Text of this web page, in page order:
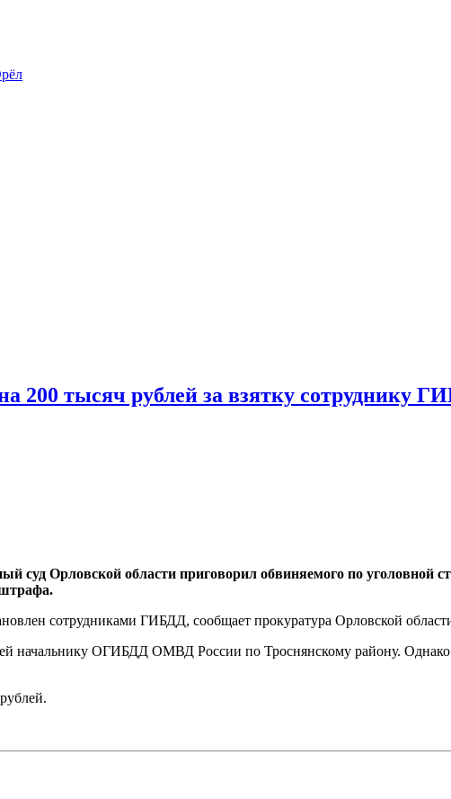
200 тысяч рублей за взятку сотруднику
суд Орловской области приговорил обвиняемого по уголовной
сотрудниками ГИБДД, сообщает прокуратура Орловской
начальнику ОГИБДД ОМВД России по Троснянскому району. Однако